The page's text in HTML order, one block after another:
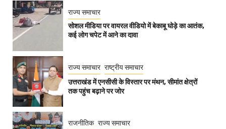
राज्य समाचार
सोशल मीडिया पर वायरल वीडियो में बेकाबू घोड़े का आतंक,
कई लोग चपेट में आने का दावा
राज्य समाचार राष्ट्रीय समाचार
उत्तराखंड में एनसीसी के विस्तार पर मंथन, सीमांत क्षेत्रों
तक पहुंच बढ़ाने पर जोर
राजनीतिक राज्य समाचार